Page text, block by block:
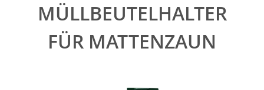
MÜLLBEUTELHALTER
FÜR MATTENZAUN